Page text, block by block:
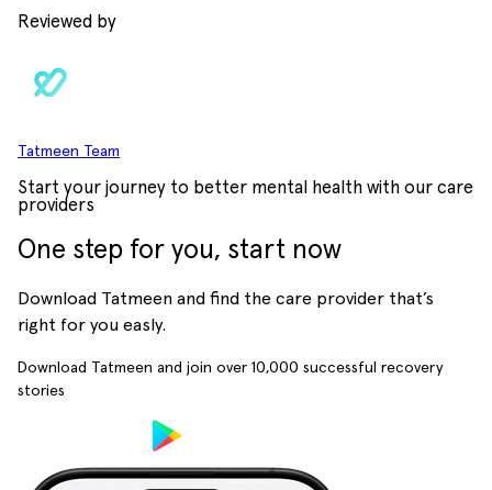
Reviewed by
Tatmeen Team
Start your journey to better mental health with our care
providers
One step for you, start now
Download Tatmeen and find the care provider that’s
right for you easly.
Download Tatmeen and join over 10,000 successful recovery
stories